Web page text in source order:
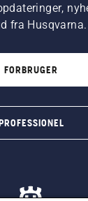
fra Husqvarna.
FORBRUGER